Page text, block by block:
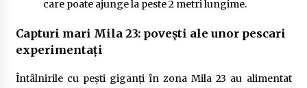
care poate ajunge la peste 2 metri lungime.
Capturi mari Mila 23: povești ale unor pescari
experimentați
Întâlnirile cu pești giganți în zona Mila 23 au alimentat